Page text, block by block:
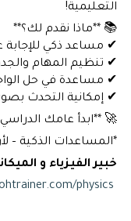
التعليمية!
📚 **ماذا نقدم لك؟**
✔ مساعد ذكي للإجابة
✔ تنظيم المهام
✔ مساعدة في حل
✔ إمكانية التحدث
🚀 **ابدأ عامك
*المساعدات الذكية –
خبير الفيزياء و
physics